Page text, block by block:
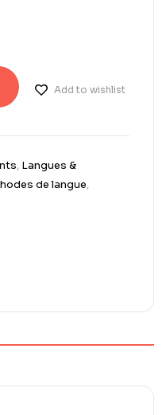
Add to wishlist
, Langues &
de langue,